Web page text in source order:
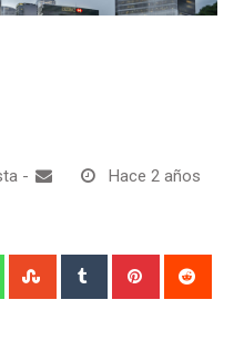
- Hace 2 años
WhatsappStumbleUpon
Tumblr Pinterest